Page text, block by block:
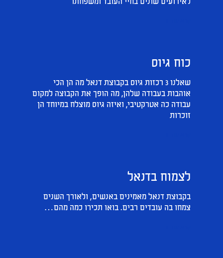
כוח גיוס
שאלנו 3 רכזות גיוס בקבוצת דנאל מה הן הכי
אוהבות בעבודה שלהן, מה הופך את הקבוצה למקום
עבודה כה אטרקטיבי, ואיזה גיוס מוצלח במיוחד הן
זוכרות
לצמוח בדנאל
בקבוצת דנאל מאמינים באנשים, ולאורך השנים
צמחו בה עובדים רבים. בואו תכירו כמה מהם…